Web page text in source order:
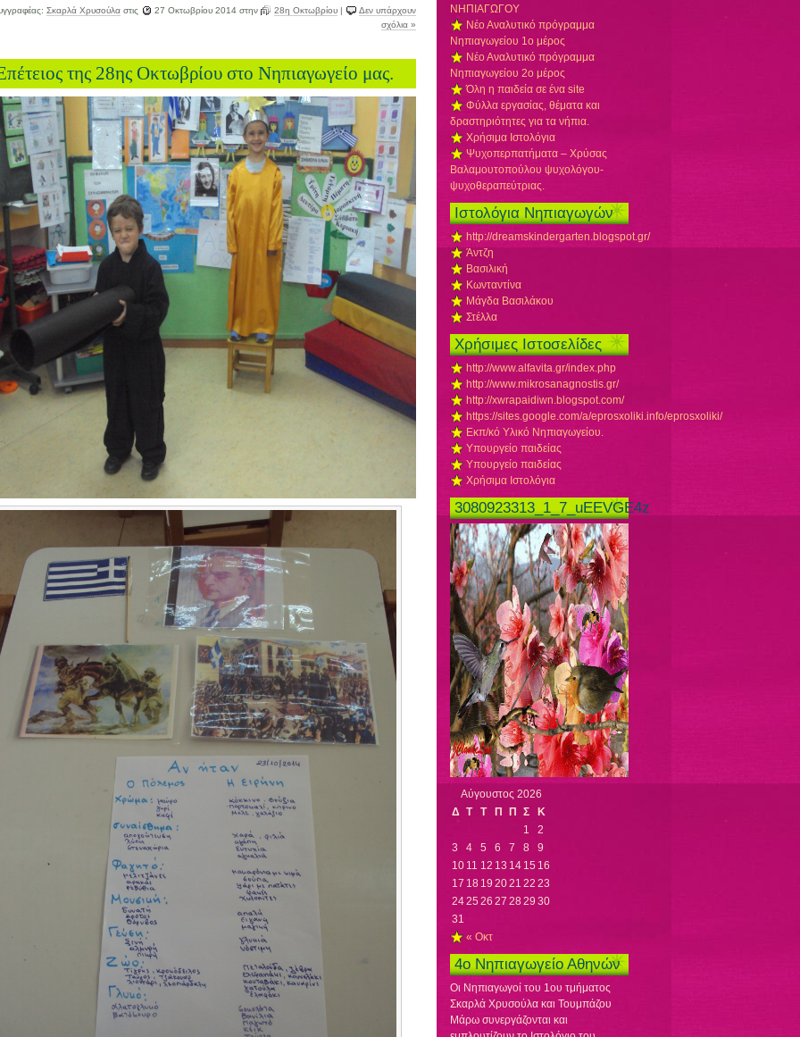
Σκαρλά Χρυσούλα στις 27 Οκτωβρίου 2014 στην 28η Οκτωβρίου
Δεν υπάρχουν
σχόλια »
της 28ης Οκτωβρίου στο Νηπιαγωγείο μας.
ΝΗΠΙΑΓΩΓΟΥ
Νέο Αναλυτικό πρόγραμμα
Νηπιαγωγείου 1ο μέρος
Νέο Αναλυτικό πρόγραμμα
Νηπιαγωγείου 2ο μέρος
Όλη η παιδεία σε ένα site
Φύλλα εργασίας, θέματα και
δραστηριότητες για τα νήπια.
Χρήσιμα Ιστολόγια
Ψυχοπερπατήματα – Χρύσας
Βαλαμουτοπούλου ψυχολόγου-
ψυχοθεραπεύτριας.
Ιστολόγια Νηπιαγωγών
http://dreamskindergarten.blogspot.gr/
Άντζη
Βασιλική
Κωνταντίνα
Μάγδα Βασιλάκου
Στέλλα
Χρήσιμες Ιστοσελίδες
http://www.alfavita.gr/index.php
http://www.mikrosanagnostis.gr/
http://xwrapaidiwn.blogspot.com/
https://sites.google.com/a/eprosxoliki.info/eprosxoliki/
Εκπ/κό Υλικό Νηπιαγωγείου.
Υπουργείο παιδείας
Υπουργείο παιδείας
Χρήσιμα Ιστολόγια
3080923313_1_7_uEEVGE4z
Αύγουστος 2026
Δ Τ Τ Π Π Σ
Κ
1
2
3
4 5 6 7 8
9
10 11 12 13 14 15 16
17 18 19 2021 22 23
242526 27 2829 30
31
« Οκτ
4ο Νηπιαγωγείο Αθηνών
Οι Νηπιαγωγοί του 1ου τμήματος
Σκαρλά Χρυσούλα και Τουμπάζου
Μάρω συνεργάζονται και